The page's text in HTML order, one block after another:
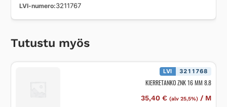
LVI-numero 3211767
Tutustu myös
LVI 3211768
KIERRETANKO ZNK 16 MM 8.8
35,40 € (alv 25,5%)/ M